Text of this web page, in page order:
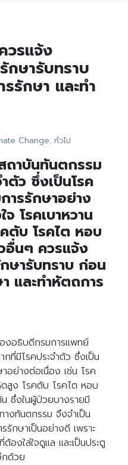
วรแจ้ง
กษารับทราบ
รักษา และทำ
Change, ทั่วไป
ถาบันทันตกรรม
ตัว ซึ่งเป็นโรค
ารรักษาอย่าง
โรคเบาหวาน
ตับ โรคไต หอบ
อื่นๆ ควรแจ้ง
ษารับทราบ ก่อน
และทำหัตถการ
งอธิบดีกรมการแพทย์
ที่มีโรคประจำตัว ซึ่งเป็น
อย่างต่อเนื่อง เช่น โรค
ตสูง โรคตับ โรคไต หอบ
ซึ่งในผู้ป่วยบางรายมี
างทันตกรรม จึงจำเป็น
รักษาเป็นอย่างดี เพราะ
งใส่ใจดูแล และเป็นประตู
กด้วย